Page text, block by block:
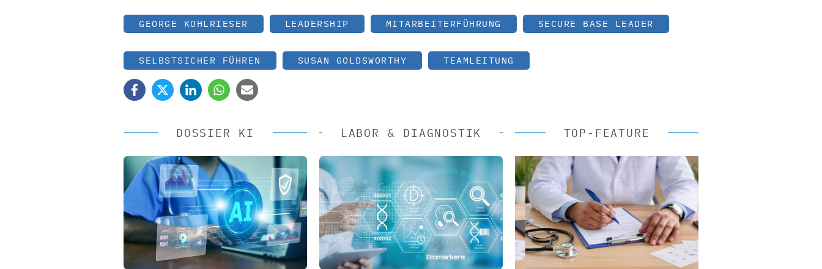
GEORGE KOHLRIESER LEADERSHIP MITARBEITERFÜHRUNG SECURE BASE LEADER
SELBSTSICHER FÜHREN SUSAN GOLDSWORTHY TEAMLEITUNG
DOSSIER KI LABOR & DIAGNOSTIK TOP-FEATURE